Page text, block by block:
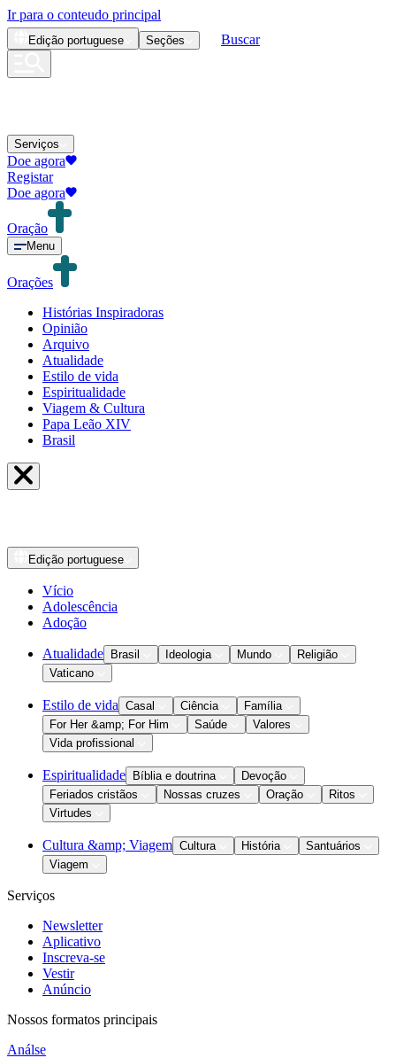
Ir para o conteudo principal
Edição portuguese Seções Buscar
Serviços
Doe agora
Registar
Doe agora
Oração
Menu
Orações
Histórias Inspiradoras
Opinião
Arquivo
Atualidade
Estilo de vida
Espiritualidade
Viagem & Cultura
Papa Leão XIV
Brasil
Edição portuguese
Vício
Adolescência
Adoção
Atualidade Brasil Ideologia Mundo
Religião
Vaticano
Estilo de vida Casal Ciência
Família
For Her &amp; For Him
Saúde
Valores
Vida profissional
Espiritualidade Bíblia e doutrina
Devoção
Feriados cristãos
Nossas cruzes Oração
Ritos
Virtudes
Cultura &amp; Viagem Cultura História
Santuários
Viagem
Serviços
Newsletter
Aplicativo
Inscreva-se
Vestir
Anúncio
Nossos formatos principais
Análse